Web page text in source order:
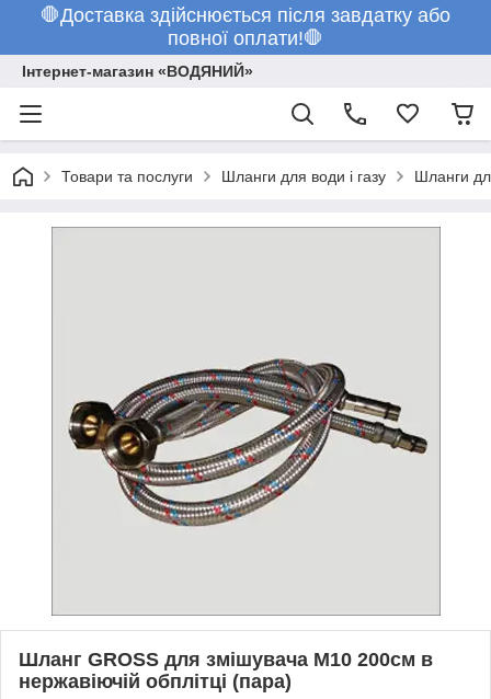
🛑Доставка здійснюється після завдатку або
повної оплати!🛑
Інтернет-магазин «ВОДЯНИЙ»
Товари та послуги Шланги для води і газу Шланги
Шланг GROSS для змішувача М10 200см в
нержавіючій обплітці (пара)